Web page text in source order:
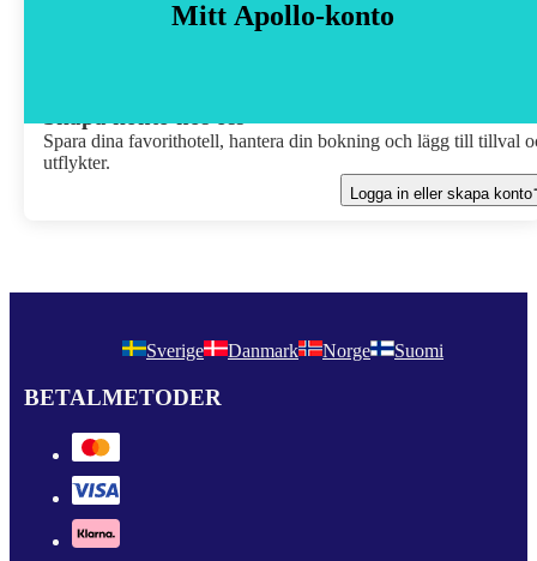
Mitt Apollo-konto
Spara dina favorithotell, hantera din bokning och lägg till tillval
utflykter.
Logga in eller skapa konto
Sverige Danmark Norge Suomi
BETALMETODER